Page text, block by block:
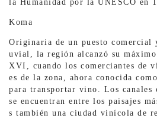
la Humanidad por la UNESCO en
Koma
Originaria de un puesto comercial
uvial, la región alcanzó su
XVI, cuando los comerciantes de
es de la zona, ahora conocida
para transportar vino. Los canales
se encuentran entre los paisajes
s también una ciudad vinícola de